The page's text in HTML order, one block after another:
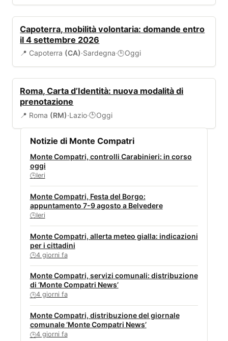
Capoterra, mobilità volontaria: domande entro
il 4 settembre 2026
📍 Capoterra (CA)·Sardegna·🕒Oggi
Roma, Carta d’Identità: nuova modalità di
prenotazione
📍 Roma (RM)·Lazio·🕒Oggi
Notizie di Monte Compatri
Monte Compatri, controlli Carabinieri: in corso
oggi
🕒Ieri
Monte Compatri, Festa del Borgo:
appuntamento 7-9 agosto a Belvedere
🕒Ieri
Monte Compatri, allerta meteo gialla: indicazioni
per i cittadini
🕒4 giorni fa
Monte Compatri, servizi comunali: distribuzione
di ‘Monte Compatri News’
🕒4 giorni fa
Monte Compatri, distribuzione del giornale
comunale ‘Monte Compatri News’
🕒4 giorni fa